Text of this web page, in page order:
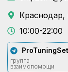
10:00-22:00
ProTuningSet
группа
взаимопомощи